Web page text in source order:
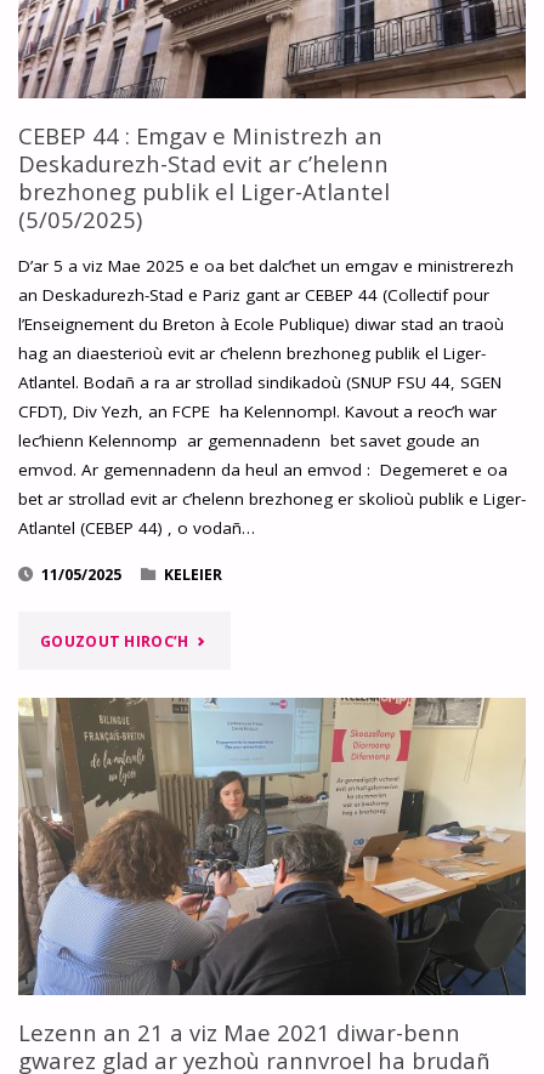
:
AOTREEGEZHIOÙ
LPE
(KELENNERIEN
SKOLIOÙ)"
CEBEP 44 : Emgav e Ministrezh an
Deskadurezh-Stad evit ar c’helenn
brezhoneg publik el Liger-Atlantel
(5/05/2025)
D’ar 5 a viz Mae 2025 e oa bet dalc’het un emgav e ministrerezh
an Deskadurezh-Stad e Pariz gant ar CEBEP 44 (Collectif pour
l’Enseignement du Breton à Ecole Publique) diwar stad an traoù
hag an diaesterioù evit ar c’helenn brezhoneg publik el Liger-
Atlantel. Bodañ a ra ar strollad sindikadoù (SNUP FSU 44, SGEN
CFDT), Div Yezh, an FCPE ha Kelennomp!. Kavout a reoc’h war
lec’hienn Kelennomp ar gemennadenn bet savet goude an
emvod. Ar gemennadenn da heul an emvod : Degemeret e oa
bet ar strollad evit ar c’helenn brezhoneg er skolioù publik e Liger-
Atlantel (CEBEP 44) , o vodañ…
11/05/2025 KELEIER
GOUZOUT HIROC’H "CEBEP 44
EMGAV
E
MINISTREZH
AN
DESKADUREZH-
STAD
EVIT
Lezenn an 21 a viz Mae 2021 diwar-benn
gwarez glad ar yezhoù rannvroel ha brudañ